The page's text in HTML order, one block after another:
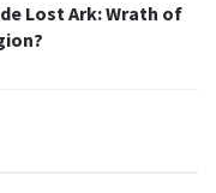
Lost Ark: Wrath of